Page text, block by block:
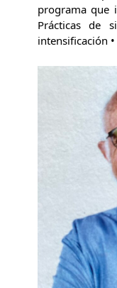
programa que
Prácticas de
intensificación